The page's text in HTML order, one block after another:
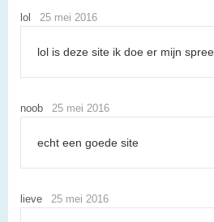
lol 25 mei 2016
lol is deze site ik doe er mijn
noob 25 mei 2016
echt een goede site
lieve 25 mei 2016